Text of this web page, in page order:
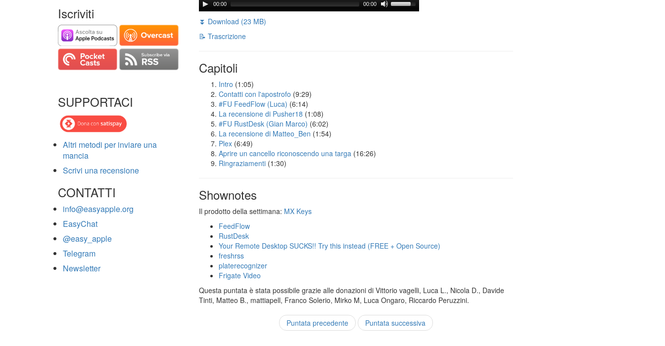
Iscriviti
SUPPORTACI
Altri metodi per inviare una
mancia
Scrivi una recensione
CONTATTI
info@easyapple.org
EasyChat
@easy_apple
Telegram
Newsletter
00:00 00:00
⏬ Download (23 MB)
📝 Trascrizione
Capitoli
Intro (1:05)
Contatti con l'apostrofo (9:29)
#FU FeedFlow (Luca) (6:14)
La recensione di Pusher18 (1:08)
#FU RustDesk (Gian Marco) (6:02)
La recensione di Matteo_Ben (1:54)
Plex (6:49)
Aprire un cancello riconoscendo una targa (16:26)
Ringraziamenti (1:30)
Shownotes
Il prodotto della settimana: MX Keys
FeedFlow
RustDesk
Your Remote Desktop SUCKS!! Try this instead (FREE + Open Source)
freshrss
platerecognizer
Frigate Video
Questa puntata è stata possibile grazie alle donazioni di Vittorio vagelli, Luca L., Nicola D., Davide
Tinti, Matteo B., mattiapell, Franco Solerio, Mirko M, Luca Ongaro, Riccardo Peruzzini.
Puntata precedente Puntata successiva